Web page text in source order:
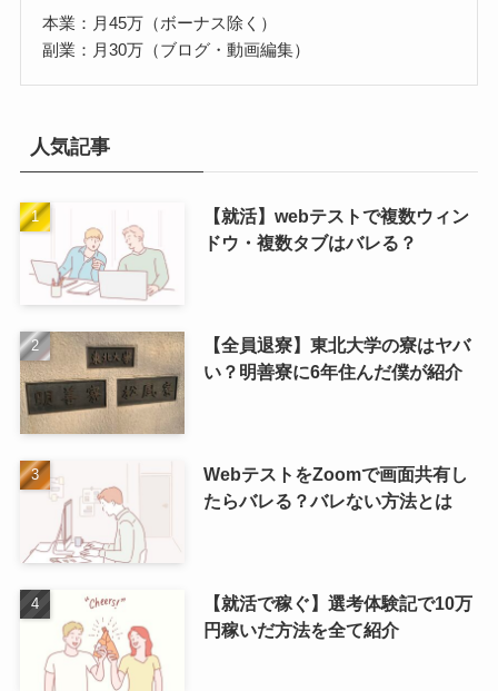
本業：月45万（ボーナス除く）
副業：月30万（ブログ・動画編集）
人気記事
【就活】webテストで複数ウィン
ドウ・複数タブはバレる？
【全員退寮】東北大学の寮はヤバ
い？明善寮に6年住んだ僕が紹介
WebテストをZoomで画面共有し
たらバレる？バレない方法とは
【就活で稼ぐ】選考体験記で10万
円稼いだ方法を全て紹介